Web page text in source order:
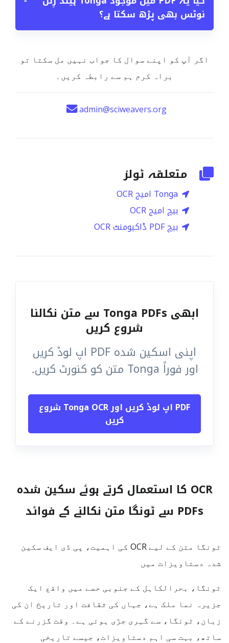
نوٹس بھی پڑھ سکتا ہے؟
اگر آپ کو اپنے سوال کا جواب نہیں مل سکتا تو
براہ کرم ہم سے رابطہ کریں۔
admin@sciweavers.org
متعلقہ ٹولز
Tonga امیج OCR
بیچ امیج OCR
بیچ PDF ڈاکیومنٹ OCR
ابھی Tonga PDFs سے متن نکالنا
شروع کریں
اپنی اسکین شدہ PDF اپ لوڈ کریں
اور فوراً Tonga متن کو کنورٹ کریں۔
PDF اپ لوڈ کریں اور Tonga OCR شروع
کریں
OCR کا استعمال کرتے ہوئے سکین شدہ
PDFs سے ٹونگا متن نکالنے کے فوائد
ٹونگا متن کے لیے OCR کی اہمیت، پی ڈی ایف سکین
شدہ دستاویزات میں
ٹونگا، بحرالکاہل کے جنوبی حصے میں واقع ایک
جزیرہ نما ملک ہے، جہاں کی ثقافت اور تاریخ ان کی
زبان، ٹونگا، سے گہری جڑی ہوئی ہے۔ وقت گزرنے کے
ساتھ، بہت سی اہم دستاویزات، جیسے تاریخی